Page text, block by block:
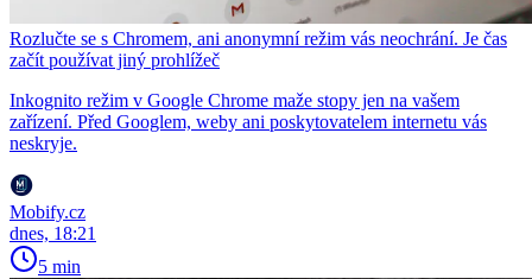
Rozlučte se s Chromem, ani anonymní režim vás neochrání. Je čas
začít používat jiný prohlížeč
Inkognito režim v Google Chrome maže stopy jen na vašem
zařízení. Před Googlem, weby ani poskytovatelem internetu vás
neskryje.
Mobify.cz
dnes, 18:21
5 min